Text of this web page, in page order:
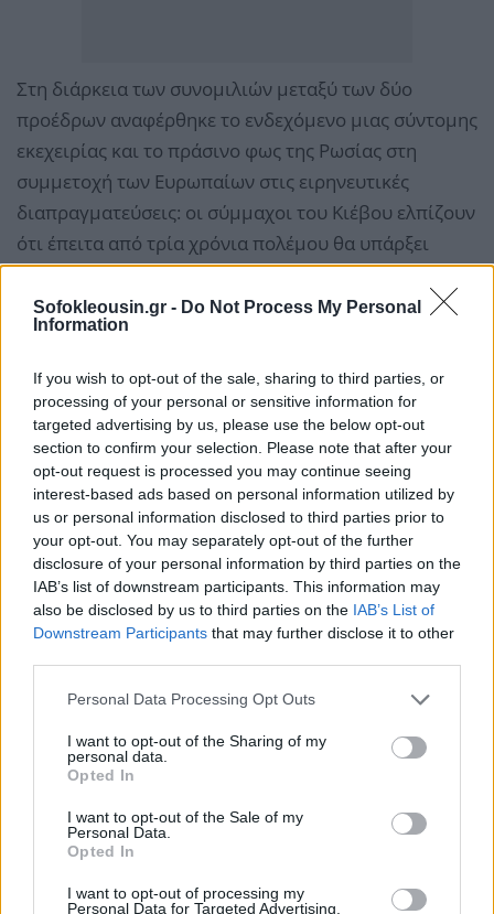
Sofokleousin.gr - Do Not Process My Personal
Information
If you wish to opt-out of the sale, sharing to third parties, or
processing of your personal or sensitive information for
targeted advertising by us, please use the below opt-out
section to confirm your selection. Please note that after your
opt-out request is processed you may continue seeing
interest-based ads based on personal information utilized by
us or personal information disclosed to third parties prior to
your opt-out. You may separately opt-out of the further
disclosure of your personal information by third parties on the
IAB’s list of downstream participants. This information may
also be disclosed by us to third parties on the IAB’s List of
Downstream Participants that may further disclose it to other
Personal Data Processing Opt Outs
I want to opt-out of the Sharing of my
personal data.
Opted In
I want to opt-out of the Sale of my
Personal Data.
Opted In
I want to opt-out of processing my
Personal Data for Targeted Advertising.
Στη διάρκεια των συνομιλιών μεταξύ των δύο
προέδρων αναφέρθηκε το ενδεχόμενο μιας σύντομης
εκεχειρίας και το πράσινο φως της Ρωσίας στη
συμμετοχή των Ευρωπαίων στις ειρηνευτικές
διαπραγματεύσεις: οι σύμμαχοι του Κιέβου ελπίζουν
ότι έπειτα από τρία χρόνια πολέμου θα υπάρξει
κάποια πρόοδος προς την ειρήνη, αν και παράλληλα
προειδοποιούν κατά μιας συμφωνίας που θα
ισοδυναμούσε με «παράδοση» της Ουκρανίας.
Η Ρωσία, που έχει καταλάβει το 20% του εδάφους
της Ουκρανίας, τονίζει ότι δεν θα σταματήσει τις
εχθροπραξίες παρά μόνο εφόσον οι ειρηνευτικές
διαπραγματεύσεις καταλήξουν σε ένα αποτέλεσμα
«που της ταιριάζει»: επιμένει να ζητεί από την
Ουκρανία να τις παραχωρήσει τις πέντε επαρχίες
που ελέγχει πλήρως ή εν μέρει ο ρωσικός στρατός
και διαβεβαιώσεις ότι δεν θα ενταχθεί στο ΝΑΤΟ.